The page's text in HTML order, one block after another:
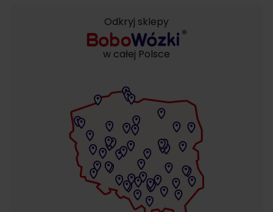
Odkryj sklepy
w całej Polsce